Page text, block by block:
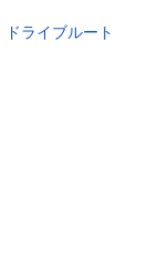
ドライブルート